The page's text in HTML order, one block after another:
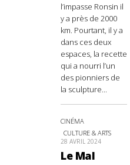
l’impasse Ronsin il
y a près de 2000
km. Pourtant, il y a
dans ces deux
espaces, la recette
qui a nourri l’un
des pionniers de
la sculpture...
CINÉMA
CULTURE & ARTS
28 AVRIL 2024
Le Mal